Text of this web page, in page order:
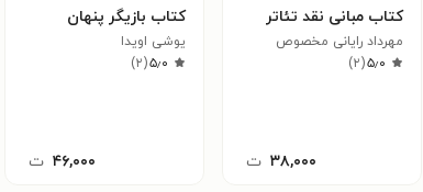
کتاب مبانی نقد تئاتر
مهرداد رایانی مخصوص
۵٫۰(۲)
۳۸,۰۰۰ ت
کتاب بازیگر پنهان
یوشی اویدا
۵٫۰(۲)
۴۶,۰۰۰ ت